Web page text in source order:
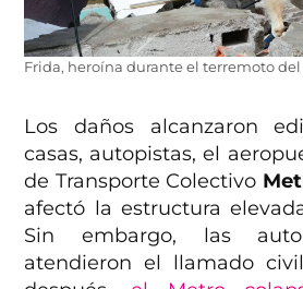
Frida, heroína durante el terremoto del
Los daños alcanzaron
casas, autopistas, el
de Transporte Colectivo
afectó la estructura
Sin embargo, las
atendieron el llamado